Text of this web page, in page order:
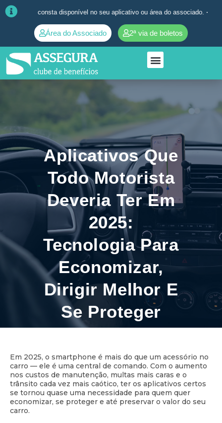
consta disponível no seu aplicativo ou área do associado. ➜
Área do Associado 2ª via de boletos
Aplicativos Que
Todo Motorista
Deveria Ter Em
2025:
Tecnologia Para
Economizar,
Dirigir Melhor E
Se Proteger
3 minutos de leitura
Em 2025, o smartphone é mais do que um acessório no
carro — ele é uma central de comando. Com o aumento
nos custos de manutenção, multas mais caras e o
trânsito cada vez mais caótico, ter os aplicativos certos
se tornou quase uma necessidade para quem quer
economizar, se proteger e até preservar o valor do seu
carro.